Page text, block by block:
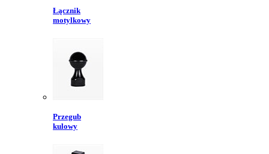
Łącznik
motylkowy
Przegub
kulowy